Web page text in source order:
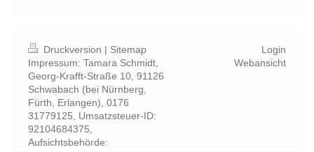
Druckversion | Sitemap
Impressum: Tamara Schmidt,
Georg-Krafft-Straße 10, 91126
Schwabach (bei Nürnberg,
Fürth, Erlangen), 0176
31779125, Umsatzsteuer-ID:
92104684375,
Aufsichtsbehörde:
Login
Webansicht